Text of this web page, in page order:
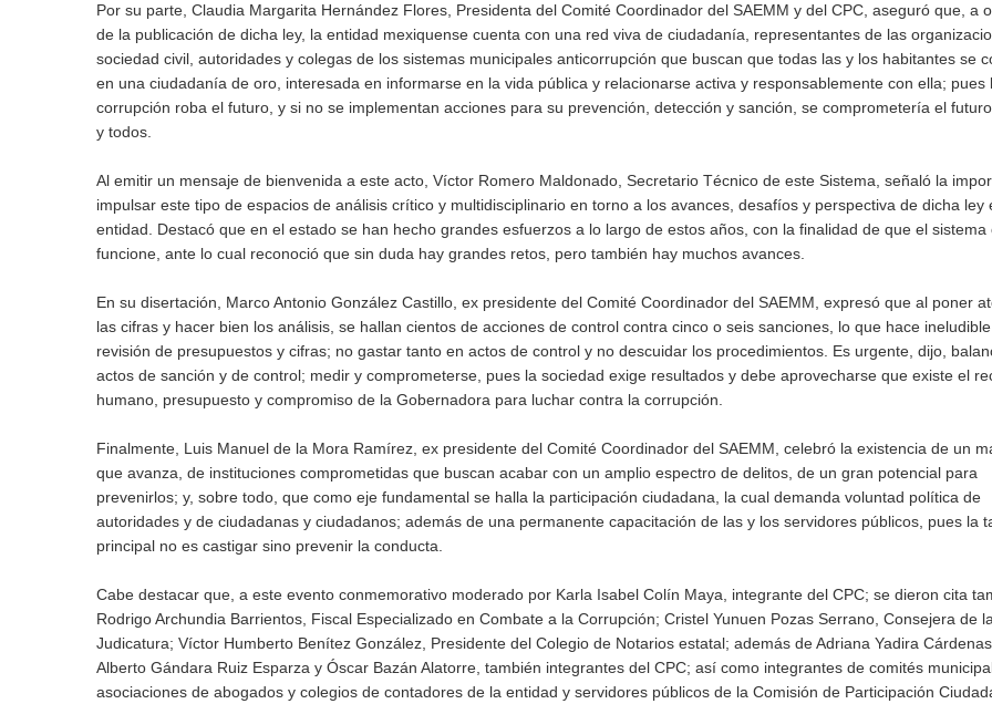
Por su parte, Claudia Margarita Hernández Flores, Presidenta del Comité Coordinador del SAEMM y del CPC, aseguró que, a
de la publicación de dicha ley, la entidad mexiquense cuenta con una red viva de ciudadanía, representantes de las
sociedad civil, autoridades y colegas de los sistemas municipales anticorrupción que buscan que todas las y los habitantes se
en una ciudadanía de oro, interesada en informarse en la vida pública y relacionarse activa y responsablemente con ella; pues
corrupción roba el futuro, y si no se implementan acciones para su prevención, detección y sanción, se comprometería el
y todos.
Al emitir un mensaje de bienvenida a este acto, Víctor Romero Maldonado, Secretario Técnico de este Sistema, señaló la
impulsar este tipo de espacios de análisis crítico y multidisciplinario en torno a los avances, desafíos y perspectiva de dicha ley
entidad. Destacó que en el estado se han hecho grandes esfuerzos a lo largo de estos años, con la finalidad de que el sistema
funcione, ante lo cual reconoció que sin duda hay grandes retos, pero también hay muchos avances.
En su disertación, Marco Antonio González Castillo, ex presidente del Comité Coordinador del SAEMM, expresó que al poner
las cifras y hacer bien los análisis, se hallan cientos de acciones de control contra cinco o seis sanciones, lo que hace
revisión de presupuestos y cifras; no gastar tanto en actos de control y no descuidar los procedimientos. Es urgente, dijo,
actos de sanción y de control; medir y comprometerse, pues la sociedad exige resultados y debe aprovecharse que existe el
humano, presupuesto y compromiso de la Gobernadora para luchar contra la corrupción.
Finalmente, Luis Manuel de la Mora Ramírez, ex presidente del Comité Coordinador del SAEMM, celebró la existencia de un
que avanza, de instituciones comprometidas que buscan acabar con un amplio espectro de delitos, de un gran potencial para
prevenirlos; y, sobre todo, que como eje fundamental se halla la participación ciudadana, la cual demanda voluntad política de
autoridades y de ciudadanas y ciudadanos; además de una permanente capacitación de las y los servidores públicos, pues la
principal no es castigar sino prevenir la conducta.
Cabe destacar que, a este evento conmemorativo moderado por Karla Isabel Colín Maya, integrante del CPC; se dieron cita
Rodrigo Archundia Barrientos, Fiscal Especializado en Combate a la Corrupción; Cristel Yunuen Pozas Serrano, Consejera de la
Judicatura; Víctor Humberto Benítez González, Presidente del Colegio de Notarios estatal; además de Adriana Yadira Cárdenas
Alberto Gándara Ruiz Esparza y Óscar Bazán Alatorre, también integrantes del CPC; así como integrantes de comités
asociaciones de abogados y colegios de contadores de la entidad y servidores públicos de la Comisión de Participación